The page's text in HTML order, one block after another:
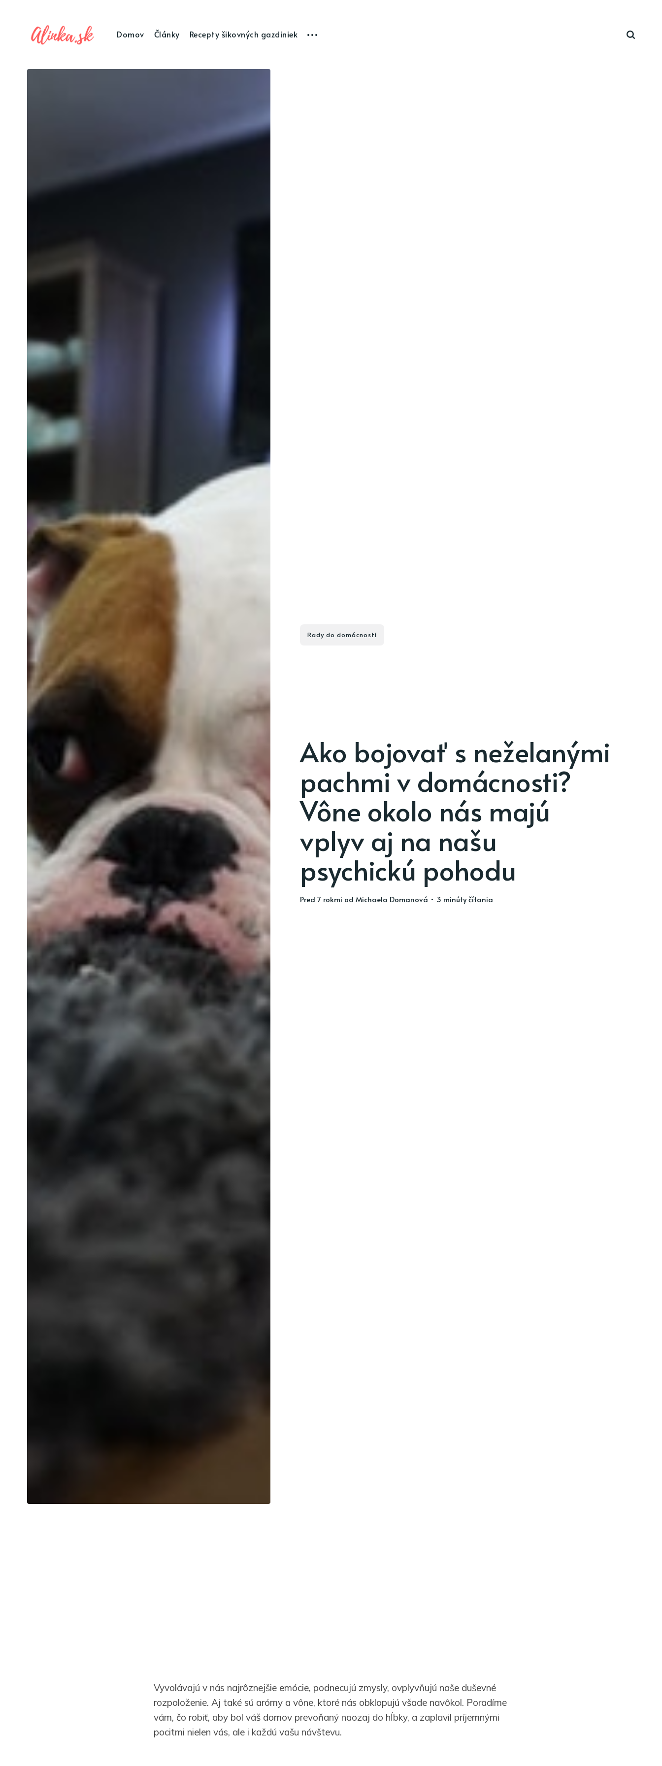
Domov Články Recepty šikovných gazdiniek
Rady do domácnosti
Ako bojovať s neželanými
pachmi v domácnosti?
Vône okolo nás majú
vplyv aj na našu
psychickú pohodu
pred 7 rokmi od Michaela Domanová • 3 minúty čítania
Vyvolávajú v nás najrôznejšie emócie, podnecujú zmysly, ovplyvňujú naše duševné
rozpoloženie. Aj také sú arómy a vône, ktoré nás obklopujú všade navôkol. Poradíme
vám, čo robiť, aby bol váš domov prevoňaný naozaj do hĺbky, a zaplavil príjemnými
pocitmi nielen vás, ale i každú vašu návštevu.